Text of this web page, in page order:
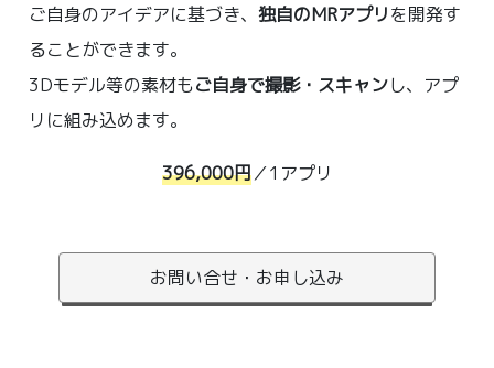
ご自身のアイデアに基づき、 独自のMRアプリを開発す
ることができます。
3Dモデル等の素材もご自身で撮影・スキャンし、アプ
リに組み込めます。
396,000円／1アプリ
お問い合せ・お申し込み